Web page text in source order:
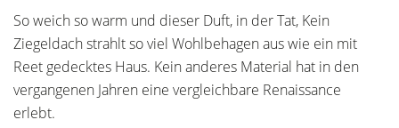
So weich so warm und dieser Duft, in der Tat, Kein
Ziegeldach strahlt so viel Wohlbehagen aus wie ein mit
Reet gedecktes Haus. Kein anderes Material hat in den
vergangenen Jahren eine vergleichbare Renaissance
erlebt.